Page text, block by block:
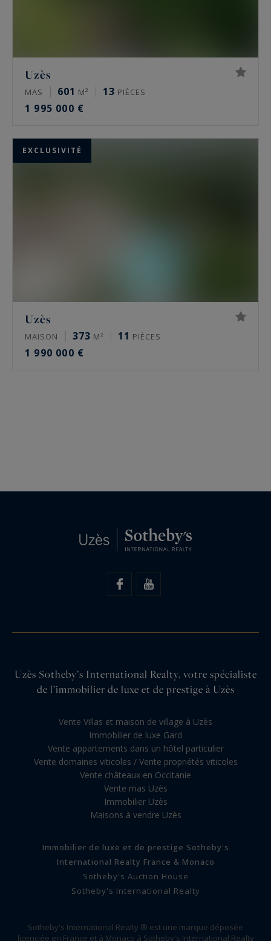
Uzès
MAS 601 M² 13 PIÈCES
1 995 000 €
EXCLUSIVITÉ
Uzès
MAISON 373 M² 11 PIÈCES
1 990 000 €
Uzès Sotheby’s International Realty, votre spécialiste
de l’immobilier de luxe et de prestige à Uzès
Vente Villas et maison de village à Uzès
Immobilier de luxe Gard
Vente appartements dans un hôtel particulier
Vente domaines viticoles / Vente propriétés viticoles
Vente châteaux en Occitanie
Vente mas Uzès
Immobilier Uzès
Maisons à vendre Uzès
Immobilier de luxe et de prestige Sotheby's
International Realty France & Monaco
Sotheby's Auction House
Sotheby's International Realty
Sotheby's International Realty ® est une marque déposée
licenciée en France et à Monaco à Sotheby's International Realty